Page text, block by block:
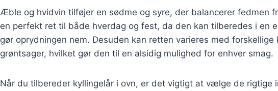
Æble og hvidvin tilføjer en sødme og syre, der balancerer fedmen
en perfekt ret til både hverdag og fest, da den kan tilberedes i en
gør oprydningen nem. Desuden kan retten varieres med forskellige
grøntsager, hvilket gør den til en alsidig mulighed for enhver smag.
Når du tilbereder kyllingelår i ovn, er det vigtigt at vælge de rigtige